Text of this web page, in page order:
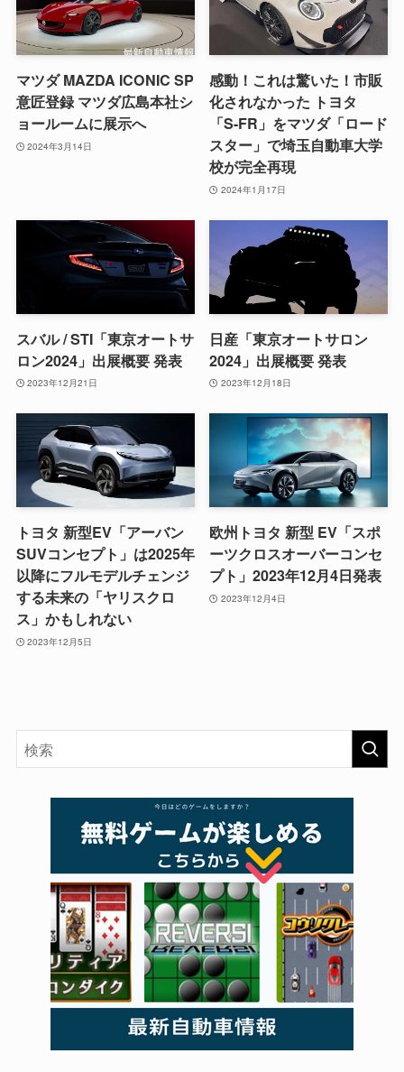
マツダ MAZDA ICONIC SP
意匠登録 マツダ広島本社シ
ョールームに展示へ
2024年3月14日
感動！これは驚いた！市販
化されなかった トヨタ
「S-FR」をマツダ「ロード
スター」で埼玉自動車大学
校が完全再現
2024年1月17日
スバル / STI「東京オートサ
ロン2024」出展概要 発表
2023年12月21日
日産「東京オートサロン
2024」出展概要 発表
2023年12月18日
トヨタ 新型EV「アーバン
SUVコンセプト」は2025年
以降にフルモデルチェンジ
する未来の「ヤリスクロ
ス」かもしれない
2023年12月5日
欧州トヨタ 新型 EV「スポ
ーツクロスオーバーコンセ
プト」2023年12月4日発表
2023年12月4日